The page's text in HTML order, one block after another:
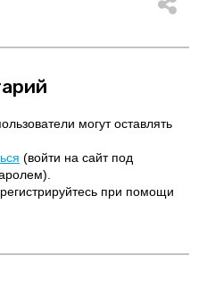
могут оставлять
(войти на сайт под
при помощи